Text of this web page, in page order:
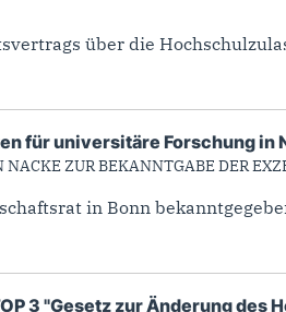
über die
für universitäre Forschung in
NACKE ZUR BEKANNTGABE DER
in Bonn
3 "Gesetz zur Änderung des